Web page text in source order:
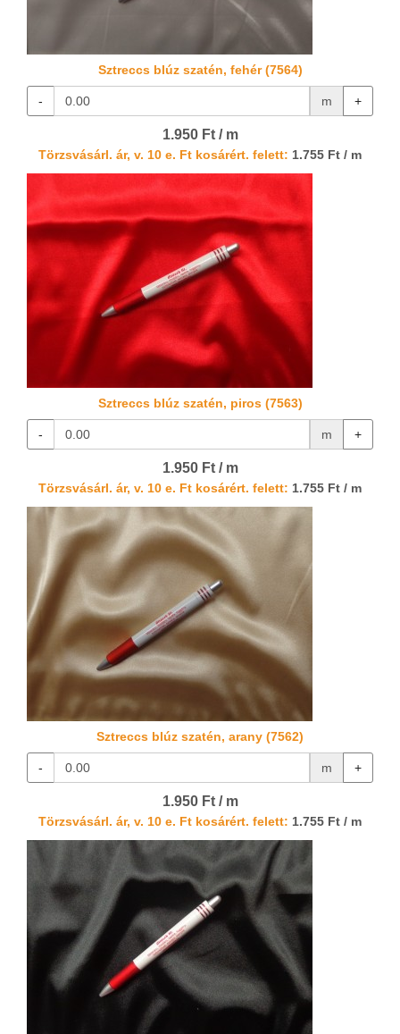
Sztreccs blúz szatén, fehér (7564)
- m +
1.950 Ft / m
Törzsvásárl. ár, v. 10 e. Ft kosárért. felett: 1.755 Ft / m
Sztreccs blúz szatén, piros (7563)
- m +
1.950 Ft / m
Törzsvásárl. ár, v. 10 e. Ft kosárért. felett: 1.755 Ft / m
Sztreccs blúz szatén, arany (7562)
- m +
1.950 Ft / m
Törzsvásárl. ár, v. 10 e. Ft kosárért. felett: 1.755 Ft / m